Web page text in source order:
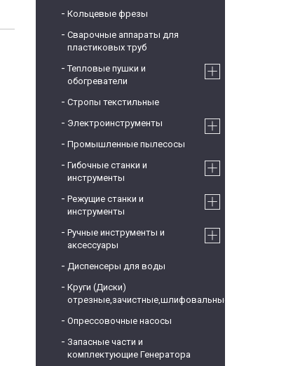
Кольцевые фрезы
Сварочные аппараты для
пластиковых труб
Тепловые пушки и
обогреватели
Стропы текстильные
Электроинструменты
Промышленные пылесосы
Гибочные станки и
инструменты
Режущие станки и
инструменты
Ручные инструменты и
аксессуары
Диспенсеры для воды
Круги (Диски)
отрезные,зачистные,шлифовальные
Опрессовочные насосы
Запасные части и
комплектующие Генератора